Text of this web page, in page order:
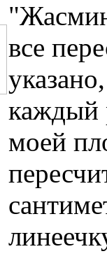
все
каждый
моей